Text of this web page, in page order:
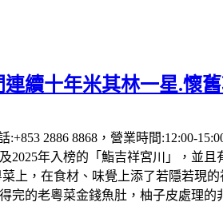
續十年米其林一星.懷
2886 8868，營業時間:12:00-
2025年入榜的「鮨吉祥宮川」，並
上，在食材、味覺上添了若隱若現
的老粵菜金錢魚肚，柚子皮處理